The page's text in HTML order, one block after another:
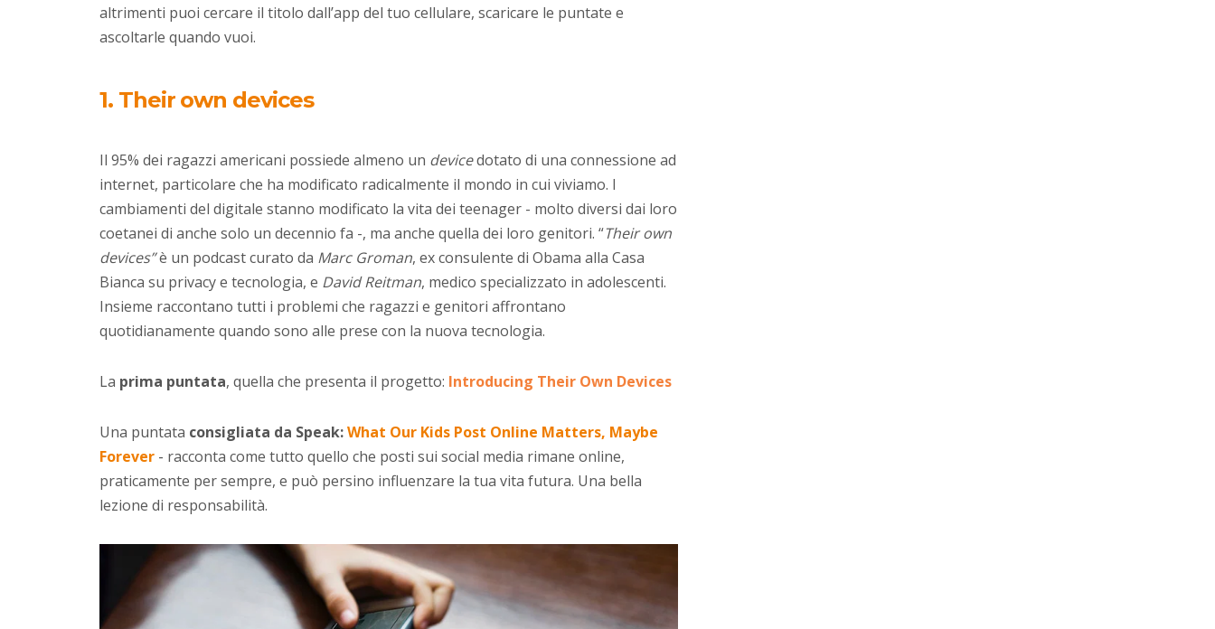
altrimenti puoi cercare il titolo dall’app del tuo cellulare, scaricare le puntate e
ascoltarle quando vuoi.
1. Their own devices
Il 95% dei ragazzi americani possiede almeno un devicedotato di una connessione ad
internet, particolare che ha modificato radicalmente il mondo in cui viviamo. I
cambiamenti del digitale stanno modificato la vita dei teenager - molto diversi dai loro
coetanei di anche solo un decennio fa -, ma anche quella dei loro genitori. “Their own
devices”è un podcast curato da Marc Groman, ex consulente di Obama alla Casa
Bianca su privacy e tecnologia, e David Reitman, medico specializzato in adolescenti.
Insieme raccontano tutti i problemi che ragazzi e genitori affrontano
quotidianamente quando sono alle prese con la nuova tecnologia.
La prima puntata, quella che presenta il progetto: Introducing Their Own Devices
Una puntata consigliata da Speak:What Our Kids Post Online Matters, Maybe
Forever - racconta come tutto quello che posti sui social media rimane online,
praticamente per sempre, e può persino influenzare la tua vita futura. Una bella
lezione di responsabilità.